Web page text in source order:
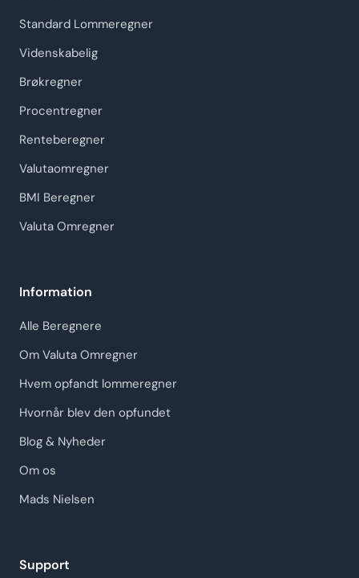
Standard Lommeregner
Videnskabelig
Brøkregner
Procentregner
Renteberegner
Valutaomregner
BMI Beregner
Valuta Omregner
Information
Alle Beregnere
Om Valuta Omregner
Hvem opfandt lommeregner
Hvornår blev den opfundet
Blog & Nyheder
Om os
Mads Nielsen
Support